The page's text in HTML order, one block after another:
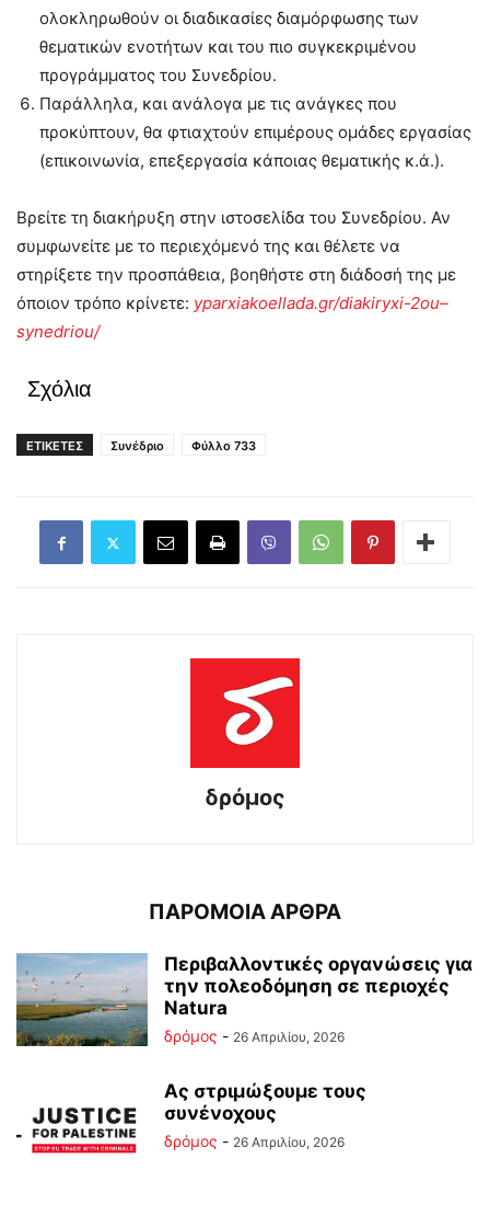
ολοκληρωθούν οι διαδικασίες διαμόρφωσης των
θεματικών ενοτήτων και του πιο συγκεκριμένου
προγράμματος του Συνεδρίου.
Παράλληλα, και ανάλογα με τις ανάγκες που
προκύπτουν, θα φτιαχτούν επιμέρους ομάδες εργασίας
(επικοινωνία, επεξεργασία κάποιας θεματικής κ.ά.).
Βρείτε τη διακήρυξη στην ιστοσελίδα του Συνεδρίου. Αν
συμφωνείτε με το περιεχόμενό της και θέλετε να
στηρίξετε την προσπάθεια, βοηθήστε στη διάδοσή της με
όποιον τρόπο κρίνετε: yparxiakoellada.gr/diakiryxi-2ou–
synedriou/
Σχόλια
ΕΤΙΚΕΤΕΣ Συνέδριο Φύλλο 733
δρόμος
ΠΑΡΟΜΟΙΑ ΑΡΘΡΑ
Περιβαλλοντικές οργανώσεις για
την πολεοδόμηση σε περιοχές
Natura
δρόμος - 26 Απριλίου, 2026
Ας στριμώξουμε τους
συνένοχους
δρόμος - 26 Απριλίου, 2026